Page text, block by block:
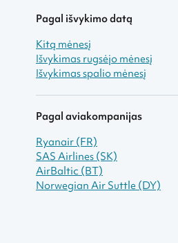
Pagal išvykimo datą
Kitą mėnesį
Išvykimas rugsėjo mėnesį
Išvykimas spalio mėnesį
Pagal aviakompanijas
Ryanair (FR)
SAS Airlines (SK)
AirBaltic (BT)
Norwegian Air Suttle (DY)